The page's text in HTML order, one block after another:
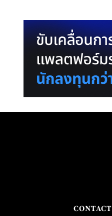
CONTACT